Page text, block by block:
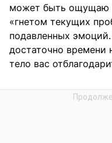
может быть ощущаю
«гнетом текущих
подавленных
достаточно
тело вас